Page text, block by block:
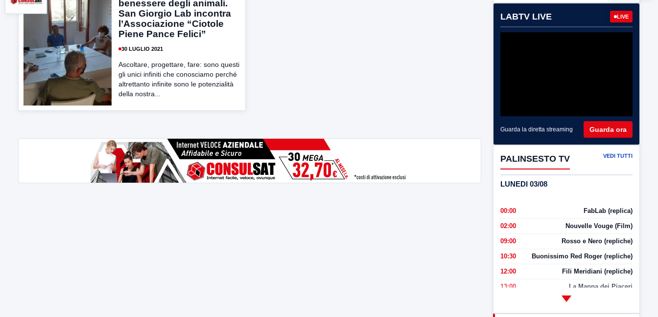
benessere degli animali.
San Giorgio Lab incontra
l’Associazione “Ciotole
Piene Pance Felici”
30 LUGLIO 2021
Ascoltare, progettare, fare: sono questi
gli unici infiniti che conosciamo perché
altrettanto infinite sono le potenzialità
della nostra...
LABTV LIVE LIVE
Guarda la diretta streaming Guarda ora
PALINSESTO TV VEDI TUTTI
LUNEDI 03/08
00:00 FabLab (replica)
02:00 Nouvelle Vouge (Film)
09:00 Rosso e Nero (repliche)
10:30 Buonissimo Red Roger (repliche)
12:00 Fili Meridiani (repliche)
13:00 La Mappa dei Piaceri